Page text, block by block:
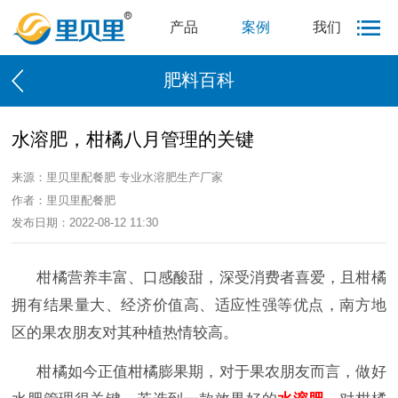
产品 案例 我们
肥料百科
水溶肥，柑橘八月管理的关键
来源：里贝里配餐肥 专业水溶肥生产厂家
作者：里贝里配餐肥
发布日期：2022-08-12 11:30
柑橘营养丰富、口感酸甜，深受消费者喜爱，且柑橘
拥有结果量大、经济价值高、适应性强等优点，南方地
区的果农朋友对其种植热情较高。
柑橘如今正值柑橘膨果期，对于果农朋友而言，做好